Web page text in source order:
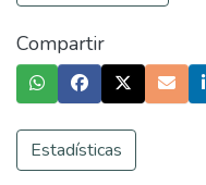
Compartir
Estadísticas